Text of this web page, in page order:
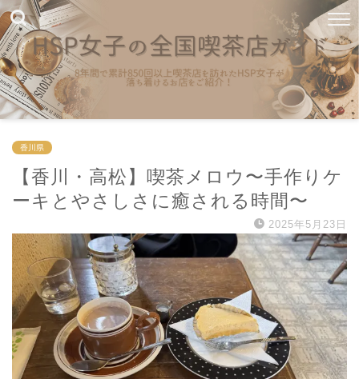
香川県
【香川・高松】喫茶メロウ〜手作りケ
ーキとやさしさに癒される時間〜
2025年5月23日